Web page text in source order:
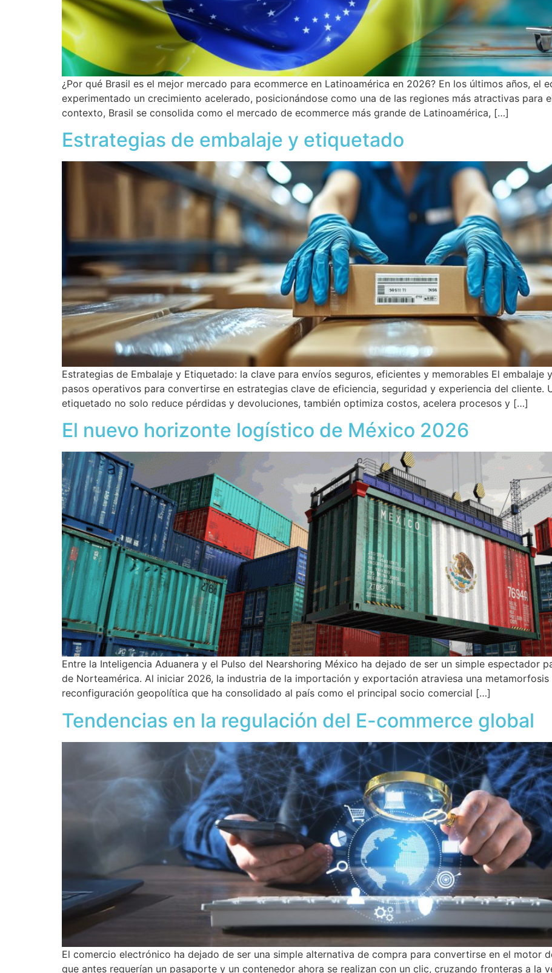
¿Por qué Brasil es el mejor mercado para ecommerce en Latinoamérica en 2026? En los últimos años, el
experimentado un crecimiento acelerado, posicionándose como una de las regiones más atractivas para
contexto, Brasil se consolida como el mercado de ecommerce más grande de Latinoamérica, […]
Estrategias de embalaje y etiquetado
Estrategias de Embalaje y Etiquetado: la clave para envíos seguros, eficientes y memorables El
pasos operativos para convertirse en estrategias clave de eficiencia, seguridad y experiencia del cliente.
etiquetado no solo reduce pérdidas y devoluciones, también optimiza costos, acelera procesos y […]
El nuevo horizonte logístico de México 2026
Entre la Inteligencia Aduanera y el Pulso del Nearshoring México ha dejado de ser un simple espectador
de Norteamérica. Al iniciar 2026, la industria de la importación y exportación atraviesa una metamorfosis
reconfiguración geopolítica que ha consolidado al país como el principal socio comercial […]
Tendencias en la regulación del E-commerce global
El comercio electrónico ha dejado de ser una simple alternativa de compra para convertirse en el motor
que antes requerían un pasaporte y un contenedor ahora se realizan con un clic, cruzando fronteras a la